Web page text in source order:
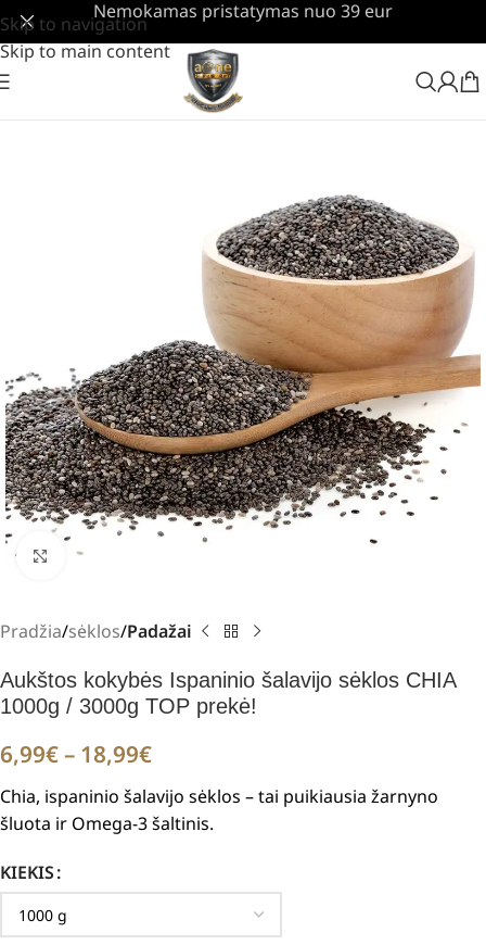
Skip to navigation
Skip to main content
Nemokamas pristatymas nuo 39 eur
Padidinti
Pradžia sėklos Padažai
Aukštos kokybės Ispaninio šalavijo sėklos CHIA
1000g / 3000g TOP prekė!
6,99€– 18,99€
Chia, ispaninio šalavijo sėklos – tai puikiausia žarnyno
šluota ir Omega-3 šaltinis.
KIEKIS